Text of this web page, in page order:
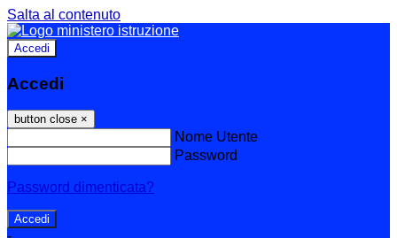
Salta al contenuto
Accedi
Accedi
button close ×
Nome Utente
Password
Password dimenticata?